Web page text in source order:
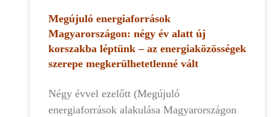
Megújuló energiaforrások
Magyarországon: négy év alatt új
korszakba léptünk – az energiaközösségek
szerepe megkerülhetetlenné vált
Négy évvel ezelőtt (Megújuló
energiaforrások alakulása Magyarországon